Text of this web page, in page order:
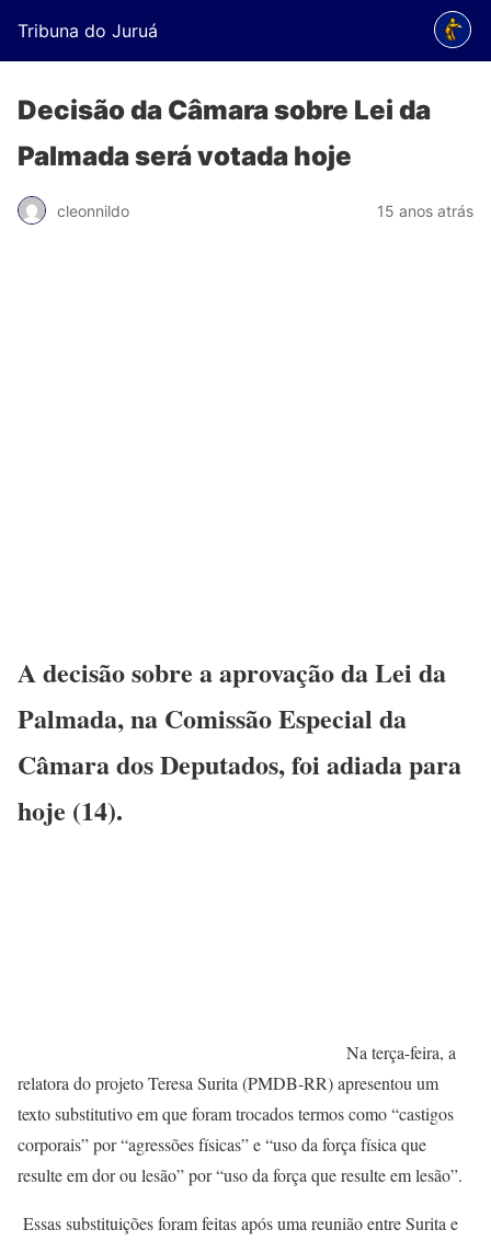
Tribuna do Juruá
Decisão da Câmara sobre Lei da
Palmada será votada hoje
cleonnildo 15 anos atrás
A decisão sobre a aprovação da Lei da
Palmada, na Comissão Especial da
Câmara dos Deputados, foi adiada para
hoje (14).
Na terça-feira, a
relatora do projeto Teresa Surita (PMDB-RR) apresentou um
texto substitutivo em que foram trocados termos como “castigos
corporais” por “agressões físicas” e “uso da força física que
resulte em dor ou lesão” por “uso da força que resulte em lesão”.
Essas substituições foram feitas após uma reunião entre Surita e